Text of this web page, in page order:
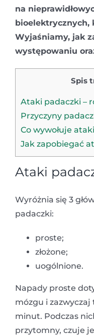
na
bioelektrycznych,
Wyjaśniamy, jak
występowaniu
Spis
Ataki padaczki –
Przyczyny
Co wywołuje
Jak zapobiegać
Ataki
Wyróżnia się 3
padaczki:
proste;
złożone;
uogólnione.
Napady proste
mózgu i zazwyczaj
minut. Podczas
przytomny, czuje